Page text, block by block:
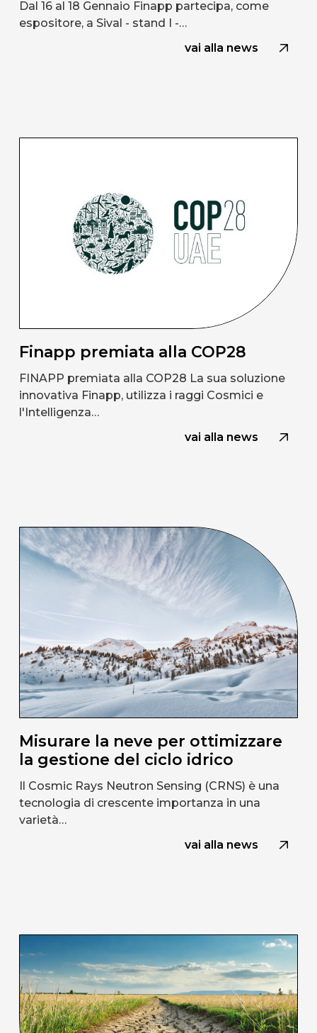
Dal 16 al 18 Gennaio Finapp partecipa, come
espositore, a Sival - stand I -…
vai alla news
Finapp premiata alla COP28
FINAPP premiata alla COP28 La sua soluzione
innovativa Finapp, utilizza i raggi Cosmici e
l'Intelligenza…
vai alla news
Misurare la neve per ottimizzare
la gestione del ciclo idrico
Il Cosmic Rays Neutron Sensing (CRNS) è una
tecnologia di crescente importanza in una
varietà…
vai alla news